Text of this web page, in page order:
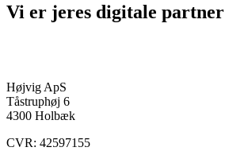
Vi er jeres digitale partner
Højvig ApS
Tåstruphøj 6
4300 Holbæk
CVR: 42597155